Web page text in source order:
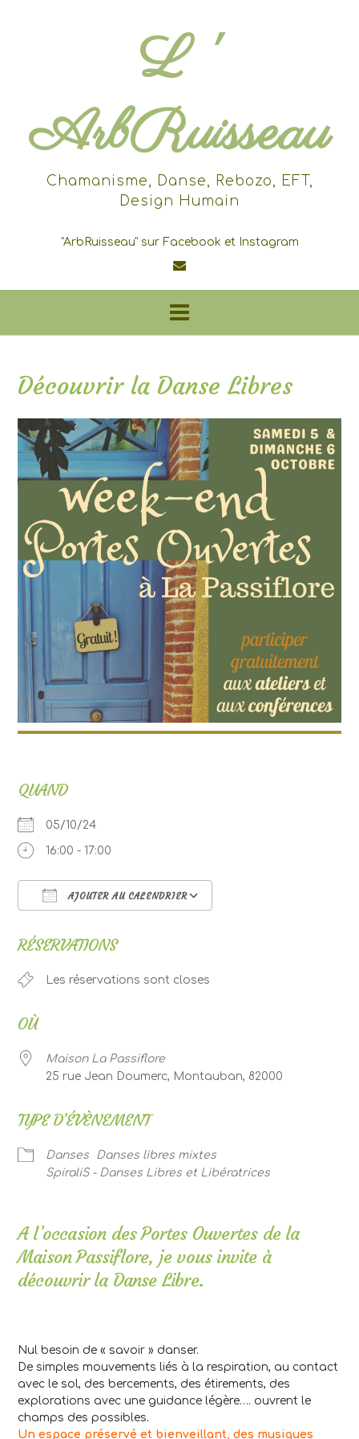
L '
ArbRuisseau
Chamanisme, Danse, Rebozo, EFT,
Design Humain
"ArbRuisseau" sur Facebook et Instagram
Découvrir la Danse Libres
QUAND
05/10/24
16:00 - 17:00
AJOUTER AU CALENDRIER
RÉSERVATIONS
Les réservations sont closes
OÙ
Maison La Passiflore
25 rue Jean Doumerc, Montauban, 82000
TYPE D’ÉVÈNEMENT
Danses
Danses libres mixtes
SpiraliS - Danses Libres et Libératrices
A l’occasion des Portes Ouvertes de la
Maison Passiflore, je vous invite à
découvrir la Danse Libre.
Nul besoin de « savoir » danser.
De simples mouvements liés à la respiration, au contact
avec le sol, des bercements, des étirements, des
explorations avec une guidance légère…. ouvrent le
champs des possibles.
Un espace préservé et bienveillant, des musiques